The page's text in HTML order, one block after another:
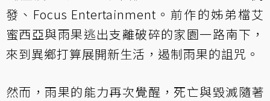
發、Focus Entertainment。前作的姊弟檔艾
蜜西亞與雨果逃出支離破碎的家園一路南下，
來到異鄉打算展開新生活，遏制雨果的詛咒。
然而，雨果的能力再次覺醒，死亡與毀滅隨著